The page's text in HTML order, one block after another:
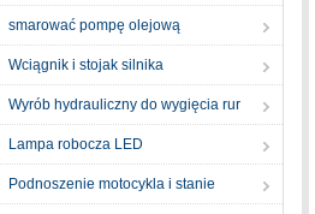
smarować pompę olejową
Wciągnik i stojak silnika
Wyrób hydrauliczny do wygięcia rur
Lampa robocza LED
Podnoszenie motocykla i stanie